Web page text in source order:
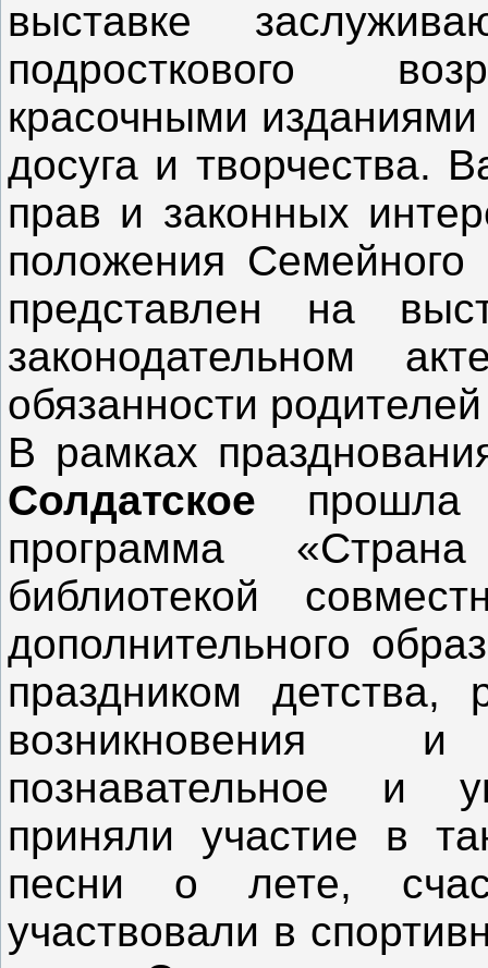
выставке
подросткового
красочными изданиями
досуга и творчества.
прав и законных
положения
представлен на
законодательном
обязанности
В рамках
Солдатское прошла
программа
библиотекой
дополнительного
праздником детства,
возникновения
познавательное и
приняли участие в
песни о лете,
участвовали в